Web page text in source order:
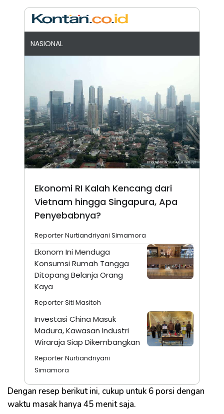
NASIONAL
Ekonomi RI Kalah Kencang dari
Vietnam hingga Singapura, Apa
Penyebabnya?
Reporter Nurtiandriyani Simamora
Ekonom Ini Menduga
Konsumsi Rumah Tangga
Ditopang Belanja Orang
Kaya
Reporter Siti Masitoh
Investasi China Masuk
Madura, Kawasan Industri
Wiraraja Siap Dikembangkan
Reporter Nurtiandriyani
Simamora
Dengan resep berikut ini, cukup untuk 6 porsi dengan
waktu masak hanya 45 menit saja.